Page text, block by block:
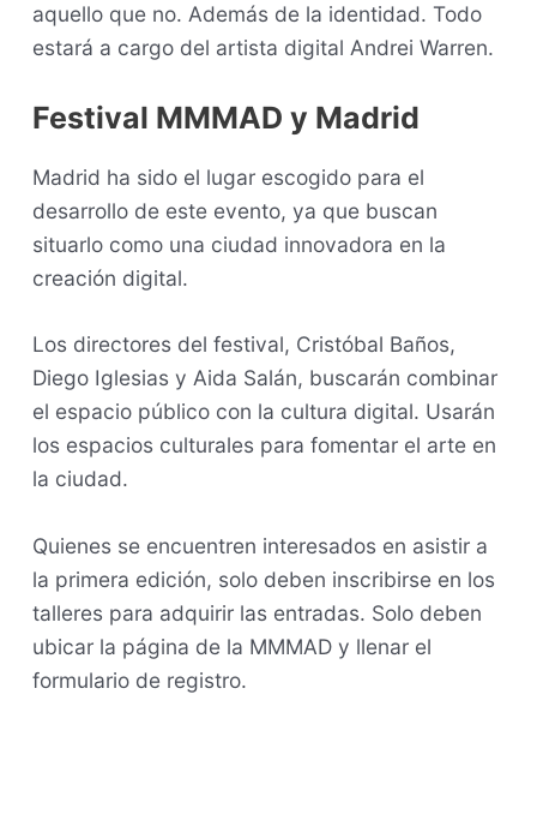
aquello que no. Además de la identidad. Todo
estará a cargo del artista digital Andrei Warren.
Festival MMMAD y Madrid
Madrid ha sido el lugar escogido para el
desarrollo de este evento, ya que buscan
situarlo como una ciudad innovadora en la
creación digital.
Los directores del festival, Cristóbal Baños,
Diego Iglesias y Aida Salán, buscarán combinar
el espacio público con la cultura digital. Usarán
los espacios culturales para fomentar el arte en
la ciudad.
Quienes se encuentren interesados en asistir a
la primera edición, solo deben inscribirse en los
talleres para adquirir las entradas. Solo deben
ubicar la página de la MMMAD y llenar el
formulario de registro.